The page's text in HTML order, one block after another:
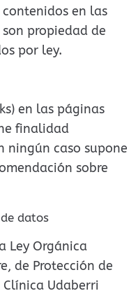
en las
propiedad de
por ley.
en las páginas
finalidad
ningún caso supone
sobre
datos
Ley Orgánica
de Protección de
Clínica Udaberri